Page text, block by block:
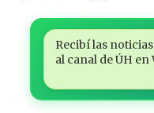
Recibí las
al canal de ÚH en